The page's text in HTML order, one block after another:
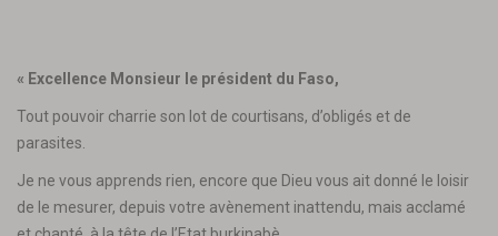
« Excellence Monsieur le président du Faso,
Tout pouvoir charrie son lot de courtisans, d’obligés et de
parasites.
Je ne vous apprends rien, encore que Dieu vous ait donné le loisir
de le mesurer, depuis votre avènement inattendu, mais acclamé